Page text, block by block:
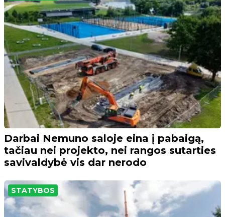
Darbai Nemuno saloje eina į pabaigą,
tačiau nei projekto, nei rangos sutarties
savivaldybė vis dar nerodo
STATYBOS